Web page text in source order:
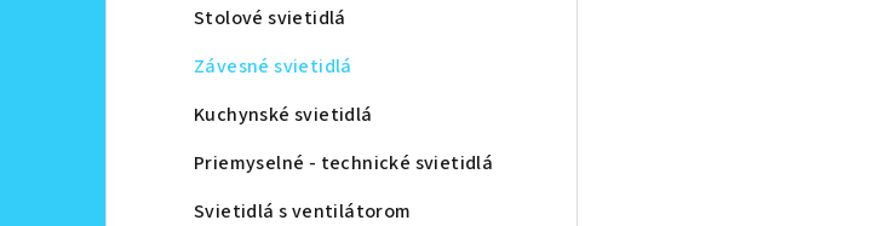
Stolové svietidlá
Závesné svietidlá
Kuchynské svietidlá
Priemyselné - technické svietidlá
Svietidlá s ventilátorom